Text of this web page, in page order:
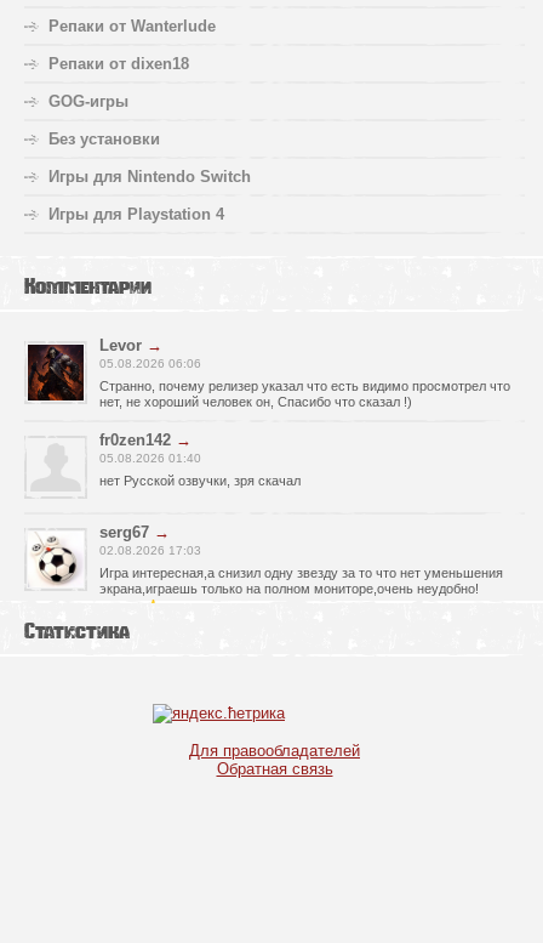
Репаки от Wanterlude
Репаки от dixen18
GOG-игры
Без установки
Игры для Nintendo Switch
Игры для Playstation 4
Комментарии
Levor →
05.08.2026 06:06
Странно, почему релизер указал что есть видимо просмотрел что
нет, не хороший человек он, Спасибо что сказал !)
fr0zen142 →
05.08.2026 01:40
нет Русской озвучки, зря скачал
serg67 →
02.08.2026 17:03
Игра интересная,а снизил одну звезду за то что нет уменьшения
экрана,играешь только на полном мониторе,очень неудобно!
испробовал?
30.07.2026 00:43
Статистика
Для правообладателей
Обратная связь